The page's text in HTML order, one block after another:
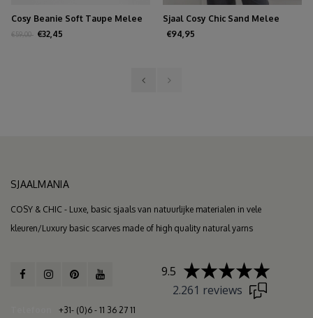
Cosy Beanie Soft Taupe Melee
€59,00 €32,45
Sjaal Cosy Chic Sand Melee
€94,95
SJAALMANIA
COSY & CHIC - Luxe, basic sjaals van natuurlijke materialen in vele
kleuren/Luxury basic scarves made of high quality natural yarns
+31- (0)6 - 11 36 27 11
9.5
2.261 reviews